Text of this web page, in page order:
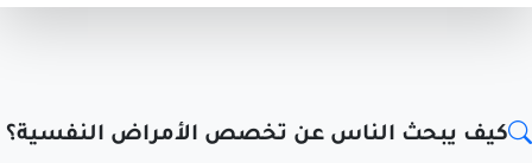
كيف يبحث الناس عن تخصص الأمراض النفسية؟